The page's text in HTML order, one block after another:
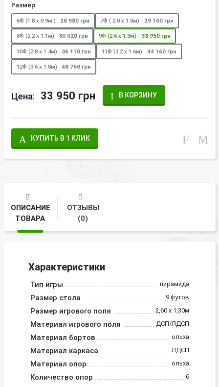
Размер
6Ф (1.8 х 0.9м ) 28 980 грн 7Ф ( 2.0 х 1.0м) 29 100 грн
8Ф (2.2 х 1.1м) 30 020 грн 9Ф (2.6 х 1.3м) 33 950 грн
10Ф (2.8 х 1.4м) 36 110 грн 11Ф (3.2 х 1.6м) 44 160 грн
12Ф (3.6 х 1.8м) 48 760 грн
Цена: 33 950 грн В КОРЗИНУ
КУПИТЬ В 1 КЛИК
ОПИСАНИЕ
ТОВАРА
ОТЗЫВЫ
(0)
Характеристики
Тип игры пирамида
Размер стола 9 футов
Размер игрового поля 2,60 х 1,30м
Материал игрового поля ДСП/ЛДСП
Материал бортов ольха
Материал каркаса ЛДСП
Материал опор ольха
Количество опор 6